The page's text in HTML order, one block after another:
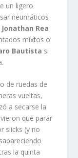
un ligero
neumáticos
Jonathan Rea
mixtos o
Bautista si
de ruedas de
vueltas,
a secarse la
que parar
slicks (y no
la quinta